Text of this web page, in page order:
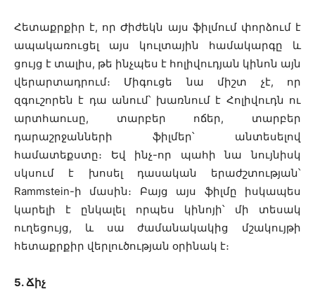
Հետաքրքիր է, որ Ժիժեկն այս ֆիլմում փորձում է
ապակառուցել այս կուլտային համակարգը և
ցույց է տալիս, թե ինչպես է հոլիվուդյան կինոն այն
վերարտադրում։ Միգուցե նա միշտ չէ, որ
զգուշորեն է դա անում՝ խառնում է Հոլիվուդն ու
արտհաուսը, տարբեր ոճեր, տարբեր
դարաշրջանների ֆիլմեր՝ անտեսելով
համատեքստը։ Եվ ինչ-որ պահի նա նույնիսկ
սկսում է խոսել դասական երաժշտության՝
Rammstein-ի մասին։ Բայց այս ֆիլմը իսկապես
կարելի է ընկալել որպես կինոյի՝ մի տեսակ
ուղեցույց, և սա ժամանակակից մշակույթի
հետաքրքիր վերլուծության օրինակ է։
5․ Ճիչ